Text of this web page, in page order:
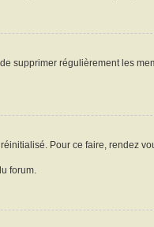
supprimer régulièrement les
Pour ce faire, rendez
forum.